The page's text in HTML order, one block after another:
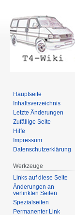
Hauptseite
Inhaltsverzeichnis
Letzte Änderungen
Zufällige Seite
Hilfe
Impressum
Datenschutzerklärung
Werkzeuge
Links auf diese Seite
Änderungen an
verlinkten Seiten
Spezialseiten
Permanenter Link